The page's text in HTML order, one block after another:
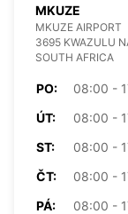
MKUZE
MKUZE AIRPORT
3695 KWAZULU
SOUTH AFRICA
PO:
08:00 -
ÚT:
08:00 -
ST:
08:00 -
ČT:
08:00 -
PÁ:
08:00 -